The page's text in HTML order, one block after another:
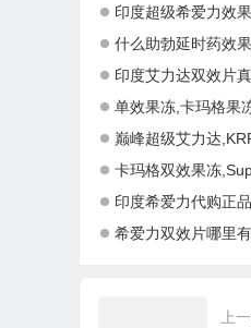
印度超级希爱力效
什么助勃延时药效
印度艾力达双效片
单效果冻,卡玛格果
巅峰超级艾力达
卡玛格双效果冻
印度希爱力代购正
希爱力双效片哪里
上